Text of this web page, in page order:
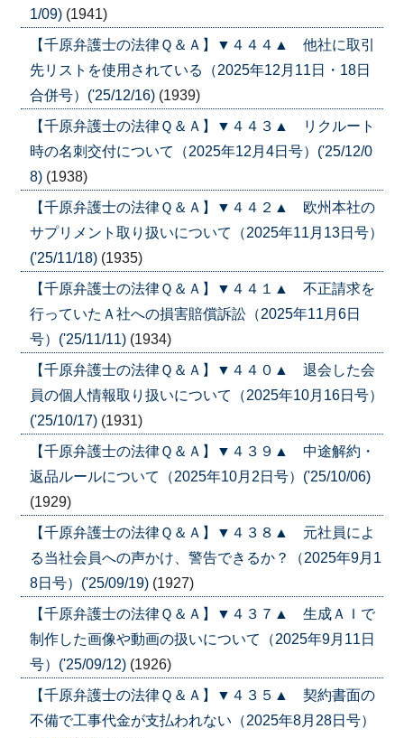
1/09) (1941)
【千原弁護士の法律Ｑ＆Ａ】▼４４４▲ 他社に取引
先リストを使用されている（2025年12月11日・18日
合併号）('25/12/16) (1939)
【千原弁護士の法律Ｑ＆Ａ】▼４４３▲ リクルート
時の名刺交付について（2025年12月4日号）('25/12/0
8) (1938)
【千原弁護士の法律Ｑ＆Ａ】▼４４２▲ 欧州本社の
サプリメント取り扱いについて（2025年11月13日号）
('25/11/18) (1935)
【千原弁護士の法律Ｑ＆Ａ】▼４４１▲ 不正請求を
行っていたＡ社への損害賠償訴訟（2025年11月6日
号）('25/11/11) (1934)
【千原弁護士の法律Ｑ＆Ａ】▼４４０▲ 退会した会
員の個人情報取り扱いについて（2025年10月16日号）
('25/10/17) (1931)
【千原弁護士の法律Ｑ＆Ａ】▼４３９▲ 中途解約・
返品ルールについて（2025年10月2日号）('25/10/06)
(1929)
【千原弁護士の法律Ｑ＆Ａ】▼４３８▲ 元社員によ
る当社会員への声かけ、警告できるか？（2025年9月1
8日号）('25/09/19) (1927)
【千原弁護士の法律Ｑ＆Ａ】▼４３７▲ 生成ＡＩで
制作した画像や動画の扱いについて（2025年9月11日
号）('25/09/12) (1926)
【千原弁護士の法律Ｑ＆Ａ】▼４３５▲ 契約書面の
不備で工事代金が支払われない（2025年8月28日号）